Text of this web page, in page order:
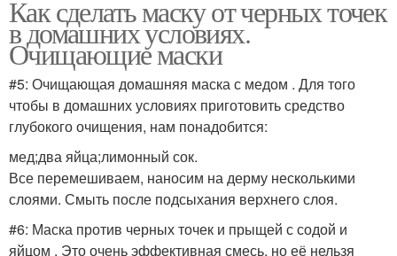
Как сделать маску от черных точек
в домашних условиях.
Очищающие маски
#5: Очищающая домашняя маска с медом . Для того
чтобы в домашних условиях приготовить средство
глубокого очищения, нам понадобится:
мед;два яйца;лимонный сок.
Все перемешиваем, наносим на дерму несколькими
слоями. Смыть после подсыхания верхнего слоя.
#6: Маска против черных точек и прыщей с содой и
яйцом . Это очень эффективная смесь, но её нельзя